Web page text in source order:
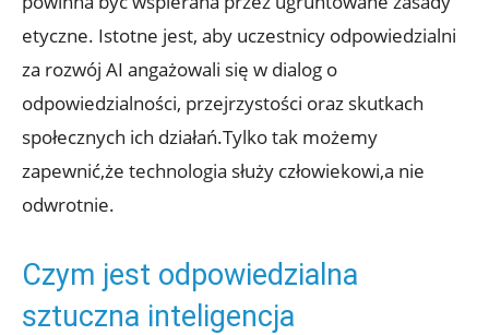
etyczne. Istotne jest, aby uczestnicy odpowiedzialni
za⁤ rozwój AI angażowali się w dialog o
odpowiedzialności, przejrzystości ⁣oraz skutkach
społecznych ich działań.Tylko tak możemy‍
zapewnić,że technologia służy człowiekowi,a nie ​
odwrotnie.
Czym jest odpowiedzialna
sztuczna inteligencja